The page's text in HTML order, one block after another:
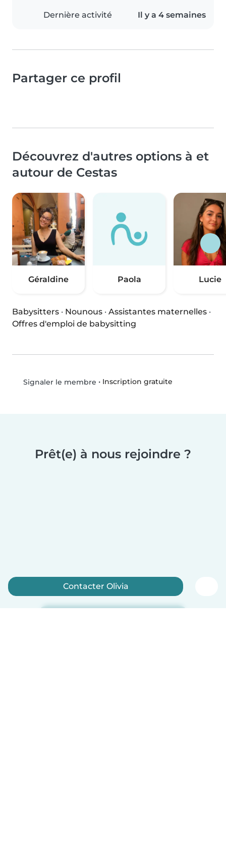
Dernière activité Il y a 4 semaines
Partager ce profil
Découvrez d'autres options à et
autour de Cestas
Géraldine Paola Lucie
Babysitters · Nounous · Assistantes maternelles ·
Offres d'emploi de babysitting
Signaler le membre • Inscription gratuite
Prêt(e) à nous rejoindre ?
Contacter Olivia